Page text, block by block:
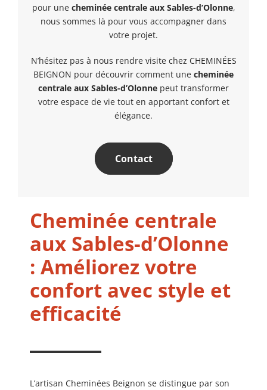
pour une cheminée centrale aux Sables-d’Olonne,
nous sommes là pour vous accompagner dans
votre projet.
N’hésitez pas à nous rendre visite chez CHEMINÉES
BEIGNON pour découvrir comment une cheminée
centrale aux Sables-d’Olonne peut transformer
votre espace de vie tout en apportant confort et
élégance.
Contact
Cheminée centrale
aux Sables-d’Olonne
: Améliorez votre
confort avec style et
efficacité
L’artisan Cheminées Beignon se distingue par son